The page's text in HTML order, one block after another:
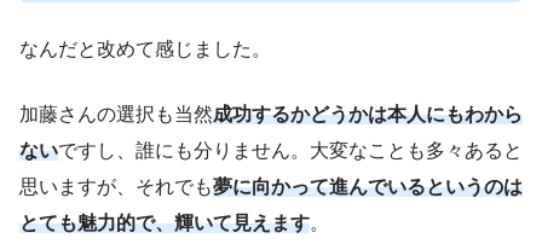
なんだと改めて感じました。
加藤さんの選択も当然成功するかどうかは本人にもわから
ないですし、誰にも分りません。大変なことも多々あると
思いますが、それでも夢に向かって進んでいるというのは
とても魅力的で、輝いて見えます。